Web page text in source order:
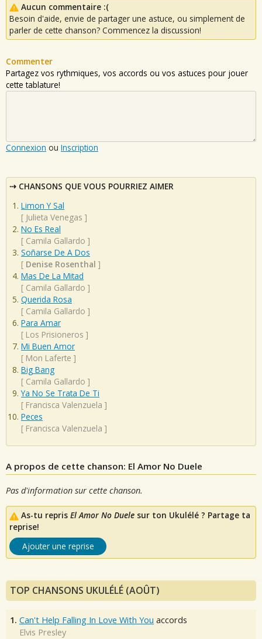
Aucun commentaire :(
Besoin d'aide, envie de partager une astuce, ou simplement de
parler de cette chanson? Commencez la discussion!
Commenter
Partagez vos rythmiques, vos accords ou vos astuces pour jouer
cette tablature!
Connexion ou Inscription
CHANSONS QUE VOUS POURRIEZ AIMER
Limon Y Sal
[ Julieta Venegas ]
No Es Real
[ Camila Gallardo ]
Soñarse De A Dos
[ Denise Rosenthal ]
Mas De La Mitad
[ Camila Gallardo ]
Querida Rosa
[ Camila Gallardo ]
Para Amar
[ Los Prisioneros ]
Mi Buen Amor
[ Mon Laferte ]
Big Bang
[ Camila Gallardo ]
Ya No Se Trata De Ti
[ Francisca Valenzuela ]
Peces
[ Francisca Valenzuela ]
A propos de cette chanson: El Amor No Duele
Pas d'information sur cette chanson.
As-tu repris El Amor No Duele sur ton Ukulélé ? Partage ta
reprise!
Ajouter une reprise
TOP CHANSONS UKULÉLÉ (AOÛT)
1. Can't Help Falling In Love With You accords
Elvis Presley